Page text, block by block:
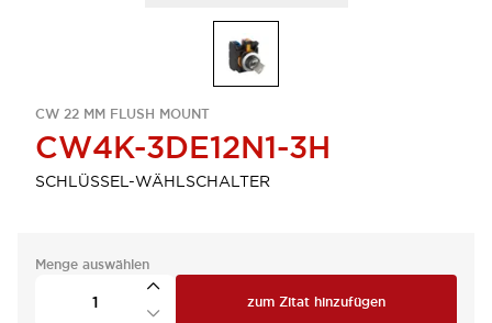
CW 22 MM FLUSH MOUNT
CW4K-3DE12N1-3H
SCHLÜSSEL-WÄHLSCHALTER
Menge auswählen
zum Zitat hinzufügen